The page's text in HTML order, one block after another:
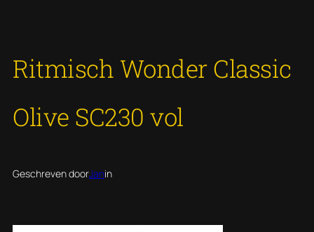
Ritmisch Wonder Classic
Olive SC230 vol
Geschreven doorJanin